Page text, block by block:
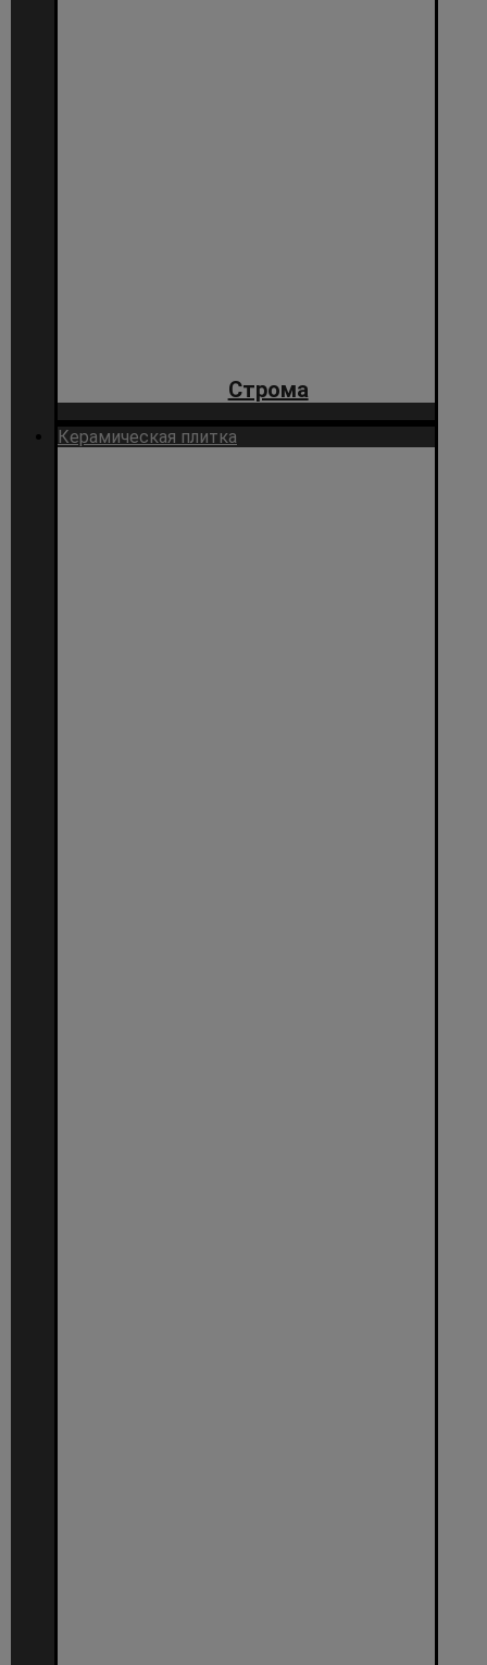
Строма
Керамическая плитка